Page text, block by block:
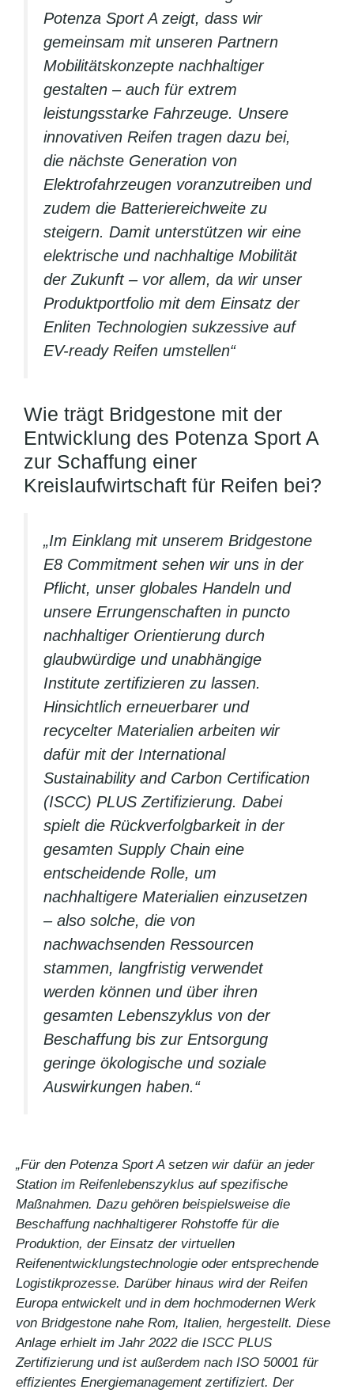
Potenza Sport A zeigt, dass wir
gemeinsam mit unseren Partnern
Mobilitätskonzepte nachhaltiger
gestalten – auch für extrem
leistungsstarke Fahrzeuge. Unsere
innovativen Reifen tragen dazu bei,
die nächste Generation von
Elektrofahrzeugen voranzutreiben und
zudem die Batteriereichweite zu
steigern. Damit unterstützen wir eine
elektrische und nachhaltige Mobilität
der Zukunft – vor allem, da wir unser
Produktportfolio mit dem Einsatz der
Enliten Technologien sukzessive auf
EV-ready Reifen umstellen“
Wie trägt Bridgestone mit der
Entwicklung des Potenza Sport A
zur Schaffung einer
Kreislaufwirtschaft für Reifen bei?
„Im Einklang mit unserem Bridgestone
E8 Commitment sehen wir uns in der
Pflicht, unser globales Handeln und
unsere Errungenschaften in puncto
nachhaltiger Orientierung durch
glaubwürdige und unabhängige
Institute zertifizieren zu lassen.
Hinsichtlich erneuerbarer und
recycelter Materialien arbeiten wir
dafür mit der International
Sustainability and Carbon Certification
(ISCC) PLUS Zertifizierung. Dabei
spielt die Rückverfolgbarkeit in der
gesamten Supply Chain eine
entscheidende Rolle, um
nachhaltigere Materialien einzusetzen
– also solche, die von
nachwachsenden Ressourcen
stammen, langfristig verwendet
werden können und über ihren
gesamten Lebenszyklus von der
Beschaffung bis zur Entsorgung
geringe ökologische und soziale
Auswirkungen haben.“
„Für den Potenza Sport A setzen wir dafür an jeder
Station im Reifenlebenszyklus auf spezifische
Maßnahmen. Dazu gehören beispielsweise die
Beschaffung nachhaltigerer Rohstoffe für die
Produktion, der Einsatz der virtuellen
Reifenentwicklungstechnologie oder entsprechende
Logistikprozesse. Darüber hinaus wird der Reifen
Europa entwickelt und in dem hochmodernen Werk
von Bridgestone nahe Rom, Italien, hergestellt. Diese
Anlage erhielt im Jahr 2022 die ISCC PLUS
Zertifizierung und ist außerdem nach ISO 50001 für
effizientes Energiemanagement zertifiziert. Der